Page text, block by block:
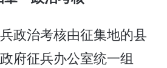
政治考核由征集地的县
府征兵办公室统一组